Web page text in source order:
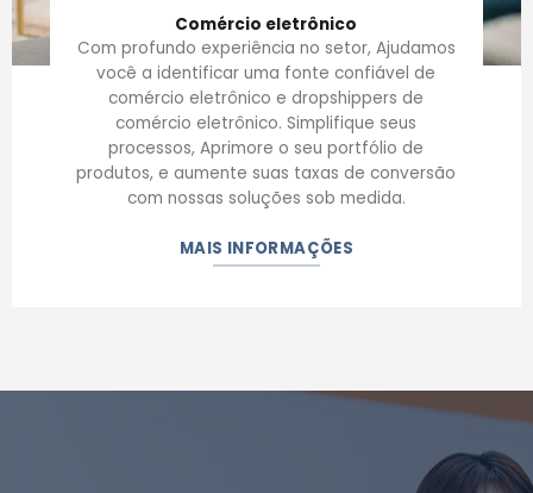
Comércio eletrônico
Com profundo experiência no setor, Ajudamos
você a identificar uma fonte confiável de
comércio eletrônico e dropshippers de
comércio eletrônico. Simplifique seus
processos, Aprimore o seu portfólio de
produtos, e aumente suas taxas de conversão
com nossas soluções sob medida.
MAIS INFORMAÇÕES